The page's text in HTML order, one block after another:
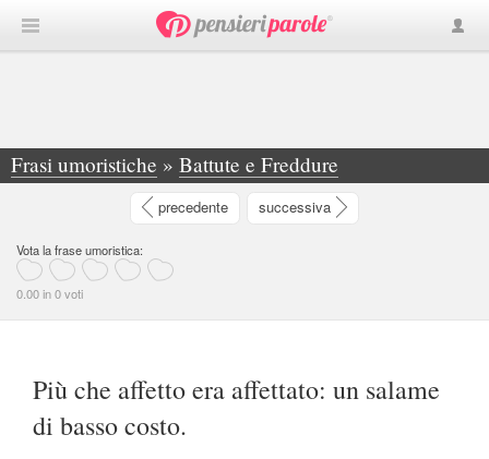
Frasi umoristiche » Battute e Freddure
»Più che affetto era affettato: un salame di... - Sandra Piogia
precedente successiva
Vota la frase umoristica:
0.00 in 0 voti
Più che affetto era affettato: un salame
di basso costo.